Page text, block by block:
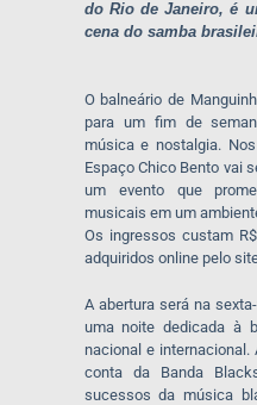
do Rio de Janeiro, é
cena do samba
O balneário de
para um fim de
música e nostalgia.
Espaço Chico Bento vai
um evento que
musicais em um
Os ingressos custam
adquiridos online pelo
A abertura será na
uma noite dedicada à
nacional e
conta da Banda
sucessos da música